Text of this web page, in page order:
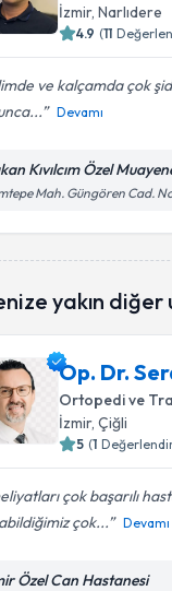
İzmir, Narlıdere
4.9 (11
ve kalçamda çok
Devamı
Kıvılcım Özel
Mah. Güngören Cad.
yakın
Op. Dr.
Ortopedi ve
İzmir, Çiğli
5 (1
çok başarılı
çok...
Devamı
Özel Can Hastanesi